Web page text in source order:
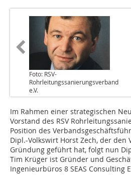
Foto: RSV-
Rohrleitungssanierungsverband
e.V.
Im Rahmen einer strategischen
Vorstand des RSV
Position des
Dipl.-Volkswirt Horst Zech, der den
Gründung geführt hat, folgt nun
Tim Krüger ist Gründer und
Ingenieurbüros 8 SEAS Consulting